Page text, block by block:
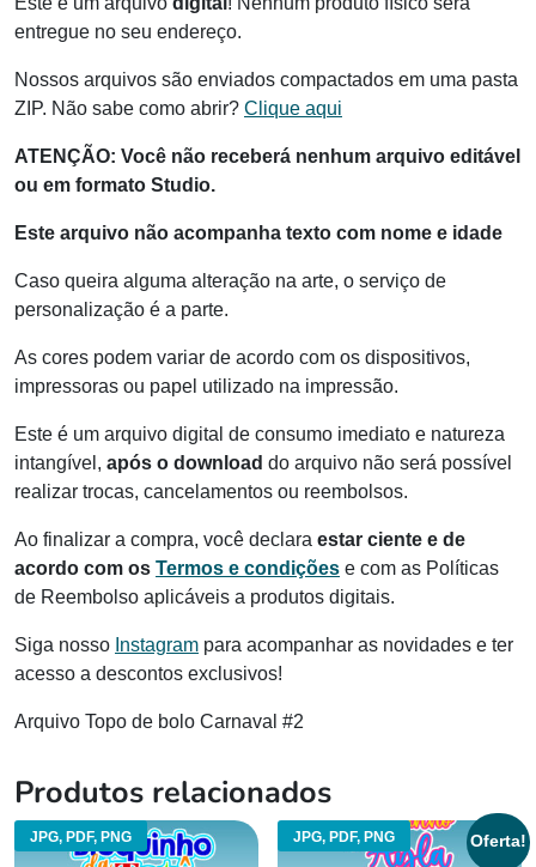
entregue no seu endereço.
Nossos arquivos são enviados compactados em uma pasta
ZIP. Não sabe como abrir? Clique aqui
ATENÇÃO: Você não receberá nenhum arquivo editável
ou em formato Studio.
Este arquivo não acompanha texto com nome e idade
Caso queira alguma alteração na arte, o serviço de
personalização é a parte.
As cores podem variar de acordo com os dispositivos,
impressoras ou papel utilizado na impressão.
Este é um arquivo digital de consumo imediato e natureza
intangível, após o download do arquivo não será possível
realizar trocas, cancelamentos ou reembolsos.
Ao finalizar a compra, você declara estar ciente e de
acordo com os Termos e condições e com as Políticas
de Reembolso aplicáveis a produtos digitais.
Siga nosso Instagram para acompanhar as novidades e ter
acesso a descontos exclusivos!
Arquivo Topo de bolo Carnaval #2
Produtos relacionados
JPG, PDF, PNG JPG, PDF, PNG Oferta!